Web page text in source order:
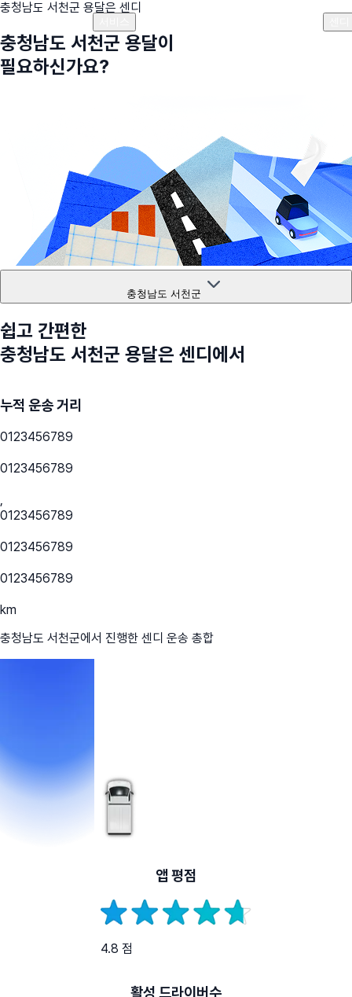
충청남도 서천군 용달은 센디
충청남도 서천군 용달이
필요하신가요?
충청남도 서천군
쉽고 간편한
충청남도 서천군 용달은 센디에서
누적 운송 거리
0123456789
0123456789
,
0123456789
0123456789
0123456789
km
충청남도 서천군에서 진행한 센디 운송 총합
앱 평점
4.8 점
활성 드라이버수